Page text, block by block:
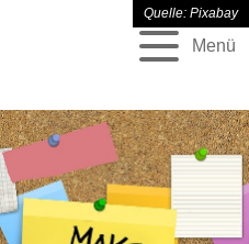
Menü
Quelle: Pixabay